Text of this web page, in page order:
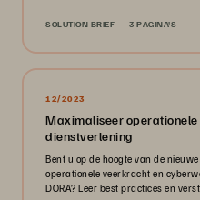
SOLUTION BRIEF 3 PAGINA'S
12/2023
Maximaliseer
dienstverlening
Bent u op de hoogte van de
operationele veerkracht en
DORA? Leer best practices en